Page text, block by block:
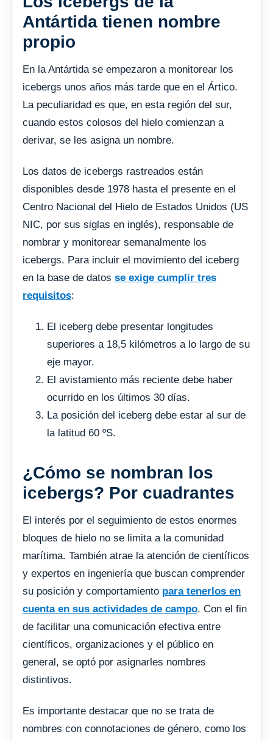
Antártida tienen nombre
propio
En la Antártida se empezaron a monitorear los
icebergs unos años más tarde que en el Ártico.
La peculiaridad es que, en esta región del sur,
cuando estos colosos del hielo comienzan a
derivar, se les asigna un nombre.
Los datos de icebergs rastreados están
disponibles desde 1978 hasta el presente en el
Centro Nacional del Hielo de Estados Unidos (US
NIC, por sus siglas en inglés), responsable de
nombrar y monitorear semanalmente los
icebergs. Para incluir el movimiento del iceberg
en la base de datos se exige cumplir tres
requisitos:
El iceberg debe presentar longitudes
superiores a 18,5 kilómetros a lo largo de su
eje mayor.
El avistamiento más reciente debe haber
ocurrido en los últimos 30 días.
La posición del iceberg debe estar al sur de
la latitud 60 ºS.
¿Cómo se nombran los
icebergs? Por cuadrantes
El interés por el seguimiento de estos enormes
bloques de hielo no se limita a la comunidad
marítima. También atrae la atención de científicos
y expertos en ingeniería que buscan comprender
su posición y comportamiento para tenerlos en
cuenta en sus actividades de campo. Con el fin
de facilitar una comunicación efectiva entre
científicos, organizaciones y el público en
general, se optó por asignarles nombres
distintivos.
Es importante destacar que no se trata de
nombres con connotaciones de género, como los